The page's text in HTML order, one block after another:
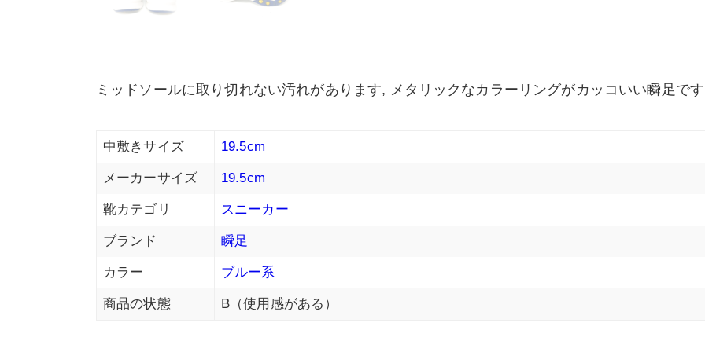
ミッドソールに取り切れない汚れがあります, メタリックなカラーリングがカッコいい瞬足で
中敷きサイズ 19.5cm
メーカーサイズ 19.5cm
靴カテゴリ スニーカー
ブランド 瞬足
カラー ブルー系
商品の状態 B（使用感がある）